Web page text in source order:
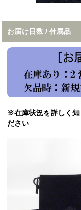
お届け日数 / 付属品
※在庫状況を詳しく知
ださい